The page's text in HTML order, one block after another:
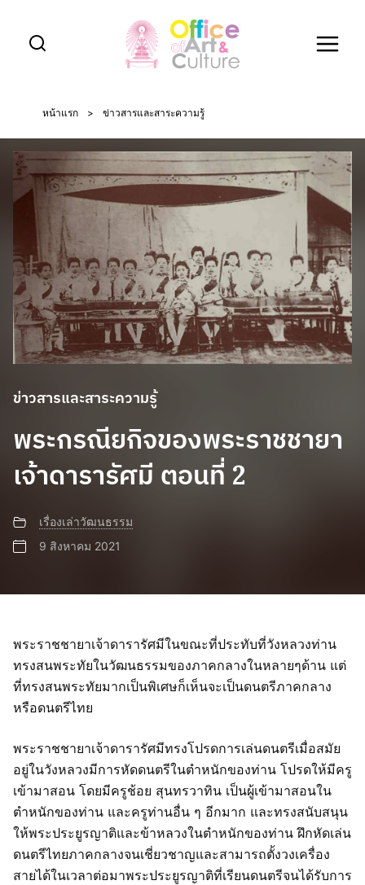
content
หน้าแรก > ข่าวสารและสาระความรู้
ข่าวสารและสาระความรู้
พระกรณียกิจของพระราชชายา
เจ้าดารารัศมี ตอนที่ 2
เรื่องเล่าวัฒนธรรม
9 สิงหาคม 2021
พระราชชายาเจ้าดารารัศมีในขณะที่ประทับที่วังหลวงท่าน
ทรงสนพระทัยในวัฒนธรรมของภาคกลางในหลายๆด้าน แต่
ที่ทรงสนพระทัยมากเป็นพิเศษก็เห็นจะเป็นดนตรีภาคกลาง
หรือดนตรีไทย
พระราชชายาเจ้าดารารัศมีทรงโปรดการเล่นดนตรีเมื่อสมัย
อยู่ในวังหลวงมีการหัดดนตรีในตำหนักของท่าน โปรดให้มีครู
เข้ามาสอน โดยมีครูช้อย สุนทรวาทิน เป็นผู้เข้ามาสอนใน
ตำหนักของท่าน และครูท่านอื่น ๆ อีกมาก และทรงสนับสนุน
ให้พระประยูรญาติและข้าหลวงในตำหนักของท่าน ฝึกหัดเล่น
ดนตรีไทยภาคกลางจนเชี่ยวชาญและสามารถตั้งวงเครื่อง
สายได้ในเวลาต่อมาพระประยูรญาติที่เรียนดนตรีจนได้รับการ